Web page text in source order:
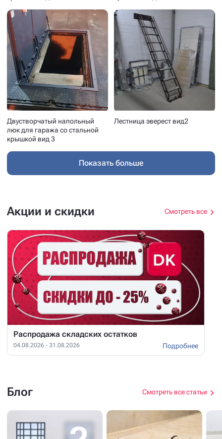
Двустворчатый напольный
люк для гаража со стальной
крышкой вид 3
Лестница эверест вид2
Показать больше
Акции и скидки Смотреть все
Распродажа складских остатков
04.08.2026 - 31.08.2026 Подробнее
Блог Смотреть все статьи